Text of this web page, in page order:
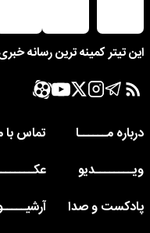
این تیتر کمینه ترین رسانه
درباره مــــــا
تماس با
ویــــــــدیو
پادکست و صدا